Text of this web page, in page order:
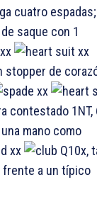
cuatro
saque con 1
xx
stopper de
xx
contestado 1NT,
mano como
xx
Q10x,
frente a un típico